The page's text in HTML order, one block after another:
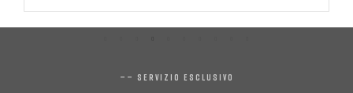
—— SERVIZIO ESCLUSIVO